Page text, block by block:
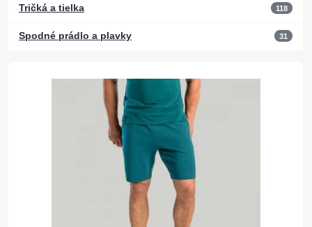
Tričká a tielka 118
Spodné prádlo a plavky 31